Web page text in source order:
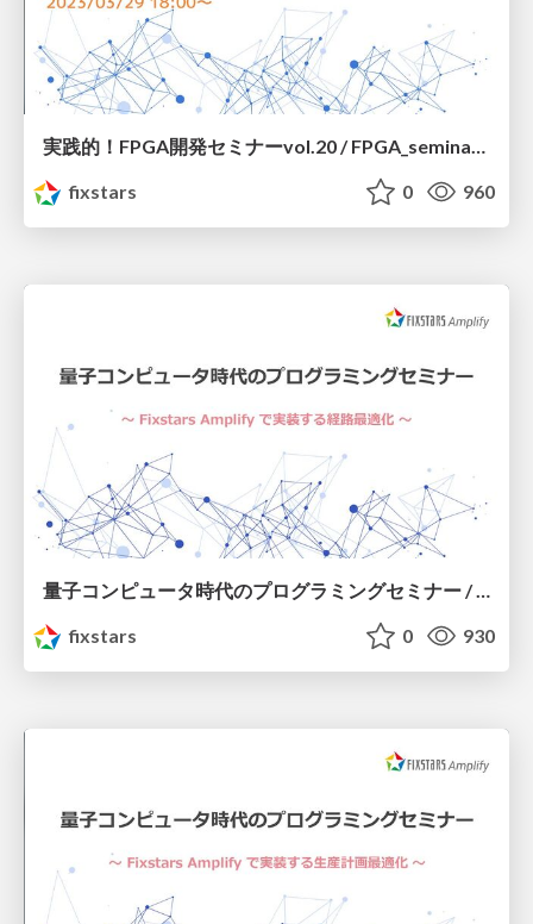
実践的！FPGA開発セミナーvol.20 / FPGA_seminar_20_fixstars_corporation_20230329
fixstars
0 960
fixstars
0 930